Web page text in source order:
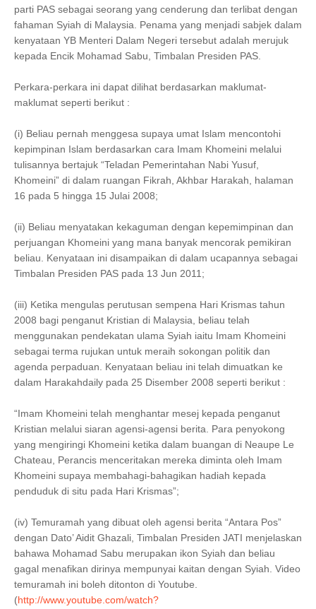
parti PAS sebagai seorang yang cenderung dan terlibat dengan
fahaman Syiah di Malaysia. Penama yang menjadi sabjek dalam
kenyataan YB Menteri Dalam Negeri tersebut adalah merujuk
kepada Encik Mohamad Sabu, Timbalan Presiden PAS.
Perkara-perkara ini dapat dilihat berdasarkan maklumat-
maklumat seperti berikut :
(i) Beliau pernah menggesa supaya umat Islam mencontohi
kepimpinan Islam berdasarkan cara Imam Khomeini melalui
tulisannya bertajuk “Teladan Pemerintahan Nabi Yusuf,
Khomeini” di dalam ruangan Fikrah, Akhbar Harakah, halaman
16 pada 5 hingga 15 Julai 2008;
(ii) Beliau menyatakan kekaguman dengan kepemimpinan dan
perjuangan Khomeini yang mana banyak mencorak pemikiran
beliau. Kenyataan ini disampaikan di dalam ucapannya sebagai
Timbalan Presiden PAS pada 13 Jun 2011;
(iii) Ketika mengulas perutusan sempena Hari Krismas tahun
2008 bagi penganut Kristian di Malaysia, beliau telah
menggunakan pendekatan ulama Syiah iaitu Imam Khomeini
sebagai terma rujukan untuk meraih sokongan politik dan
agenda perpaduan. Kenyataan beliau ini telah dimuatkan ke
dalam Harakahdaily pada 25 Disember 2008 seperti berikut :
“Imam Khomeini telah menghantar mesej kepada penganut
Kristian melalui siaran agensi-agensi berita. Para penyokong
yang mengiringi Khomeini ketika dalam buangan di Neaupe Le
Chateau, Perancis menceritakan mereka diminta oleh Imam
Khomeini supaya membahagi-bahagikan hadiah kepada
penduduk di situ pada Hari Krismas”;
(iv) Temuramah yang dibuat oleh agensi berita “Antara Pos”
dengan Dato’ Aidit Ghazali, Timbalan Presiden JATI menjelaskan
bahawa Mohamad Sabu merupakan ikon Syiah dan beliau
gagal menafikan dirinya mempunyai kaitan dengan Syiah. Video
temuramah ini boleh ditonton di Youtube.
(http://www.youtube.com/watch?